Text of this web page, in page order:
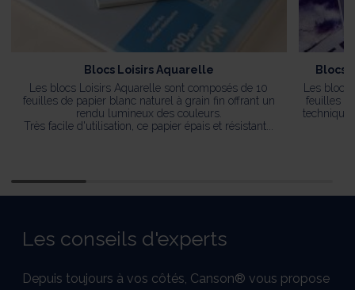
Blocs Loisirs Aquarelle
Les blocs Loisirs Aquarelle sont composés de 10
feuilles de papier blanc naturel à grain fin offrant un
rendu lumineux des couleurs.
Très facile d'utilisation, ce papier épais et résistant...
Blocs
Les blocs
feuilles
Les conseils d'experts
Depuis toujours à vos côtés, Canson® vous propose